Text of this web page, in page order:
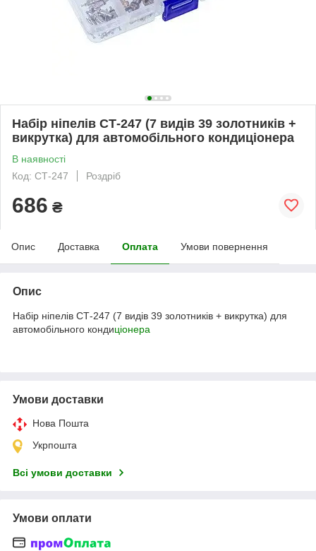
Набір ніпелів СТ-247 (7 видів 39 золотників +
викрутка) для автомобільного кондиціонера
В наявності
Код: СТ-247
Роздріб
686 ₴
Опис Доставка Оплата Умови повернення
Опис
Набір ніпелів СТ-247 (7 видів 39 золотників + викрутка) для
автомобільного кондиціонера
Умови доставки
Нова Пошта
Укрпошта
Всі умови доставки
Умови оплати